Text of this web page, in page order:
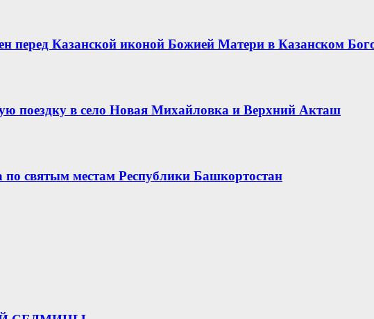
перед Казанской иконой Божией Матери в Казанском
поездку в село Новая Михайловка и Верхний Акташ
по святым местам Республики Башкортостан